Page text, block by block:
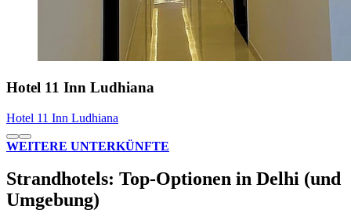
Hotel 11 Inn Ludhiana
Hotel 11 Inn Ludhiana
WEITERE UNTERKÜNFTE
Strandhotels: Top-Optionen in Delhi (und
Umgebung)